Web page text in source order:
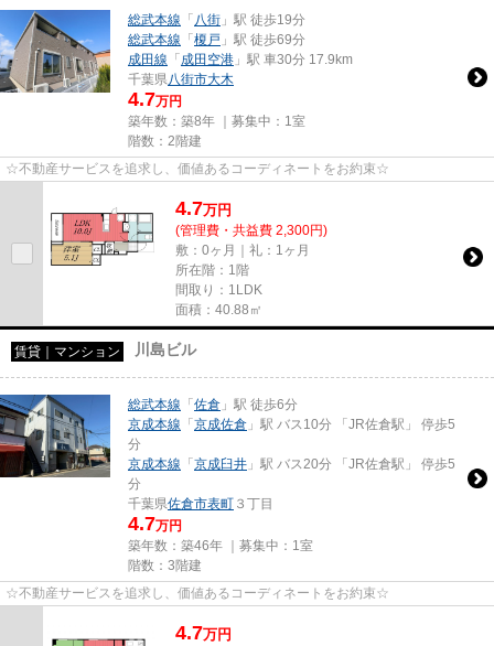
総武本線 「 八街 」駅 徒歩19分
総武本線 「榎戸 」駅 徒歩69分
成田線 「成田空港 」駅 車30分 17.9km
千葉県 八街市大木
4.7万円
築年数：築8年 ｜募集中： 1室
階数：2階建
☆不動産サービスを追求し、価値あるコーディネートをお約束☆
4.7万円
(管理費・共益費 2,300円)
敷：0ヶ月｜礼：1ヶ月
所在階：1階
間取り：1LDK
面積：40.88㎡
賃貸｜マンション 川島ビル
総武本線 「佐倉 」駅 徒歩6分
京成本線 「京成佐倉 」駅 バス10分 「JR佐倉駅」 停歩5
分
京成本線 「京成臼井 」駅 バス20分 「JR佐倉駅」 停歩5
分
千葉県佐倉市表町 ３丁目
4.7万円
築年数：築46年 ｜募集中： 1室
階数：3階建
☆不動産サービスを追求し、価値あるコーディネートをお約束☆
4.7万円